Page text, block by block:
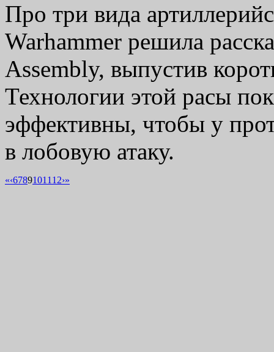
Про три вида
Warhammer решила
Assembly, выпустив
Технологии этой расы
эффективны, чтобы у
в лобовую атаку.
«‹67891011 12›»